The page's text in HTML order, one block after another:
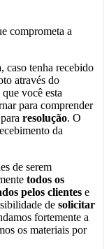
comprometa a
, caso tenha recebido
através do
você esta
para comprender
para resolução. O
da
de serem
todos os
pelos clientes e
de solicitar
fortemente a
os materiais por